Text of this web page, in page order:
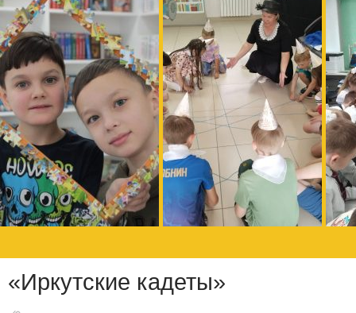
«Иркутские кадеты»